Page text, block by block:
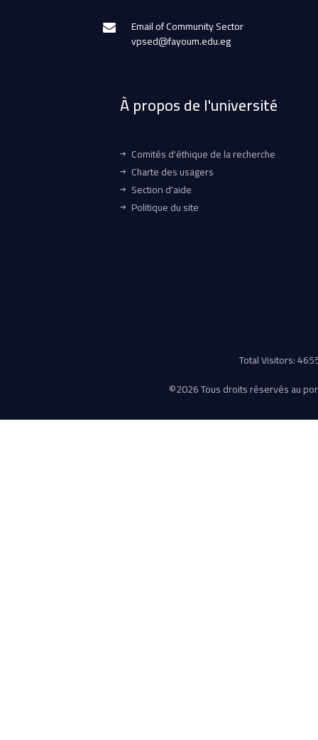
Email of Community Sector
vpsed@fayoum.edu.eg
À propos de l'université
Comités d'éthique de la recherche
Charte des usagers
Section d'aide
Politique du site
Total Visitors:
©2026 Tous droits réservés au